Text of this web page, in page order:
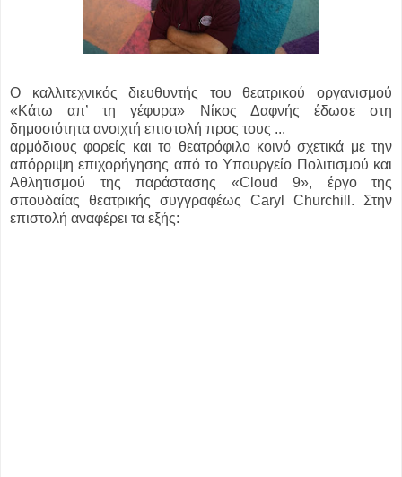
Ο καλλιτεχνικός διευθυντής του θεατρικού οργανισμού
«Κάτω απ’ τη γέφυρα» Νίκος Δαφνής έδωσε στη
δημοσιότητα ανοιχτή επιστολή προς τους ...
αρμόδιους φορείς και το θεατρόφιλο κοινό σχετικά με την
απόρριψη επιχορήγησης από το Υπουργείο Πολιτισμού και
Αθλητισμού της παράστασης «Cloud 9», έργο της
σπουδαίας θεατρικής συγγραφέως Caryl Churchill. Στην
επιστολή αναφέρει τα εξής: